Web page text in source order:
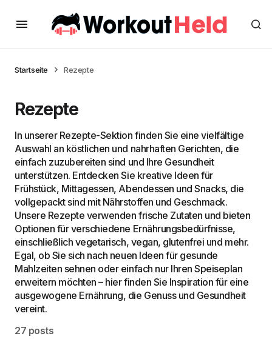
Startseite Rezepte
Rezepte
In unserer Rezepte-Sektion finden Sie eine vielfältige
Auswahl an köstlichen und nahrhaften Gerichten, die
einfach zuzubereiten sind und Ihre Gesundheit
unterstützen. Entdecken Sie kreative Ideen für
Frühstück, Mittagessen, Abendessen und Snacks, die
vollgepackt sind mit Nährstoffen und Geschmack.
Unsere Rezepte verwenden frische Zutaten und bieten
Optionen für verschiedene Ernährungsbedürfnisse,
einschließlich vegetarisch, vegan, glutenfrei und mehr.
Egal, ob Sie sich nach neuen Ideen für gesunde
Mahlzeiten sehnen oder einfach nur Ihren Speiseplan
erweitern möchten – hier finden Sie Inspiration für eine
ausgewogene Ernährung, die Genuss und Gesundheit
vereint.
27 posts